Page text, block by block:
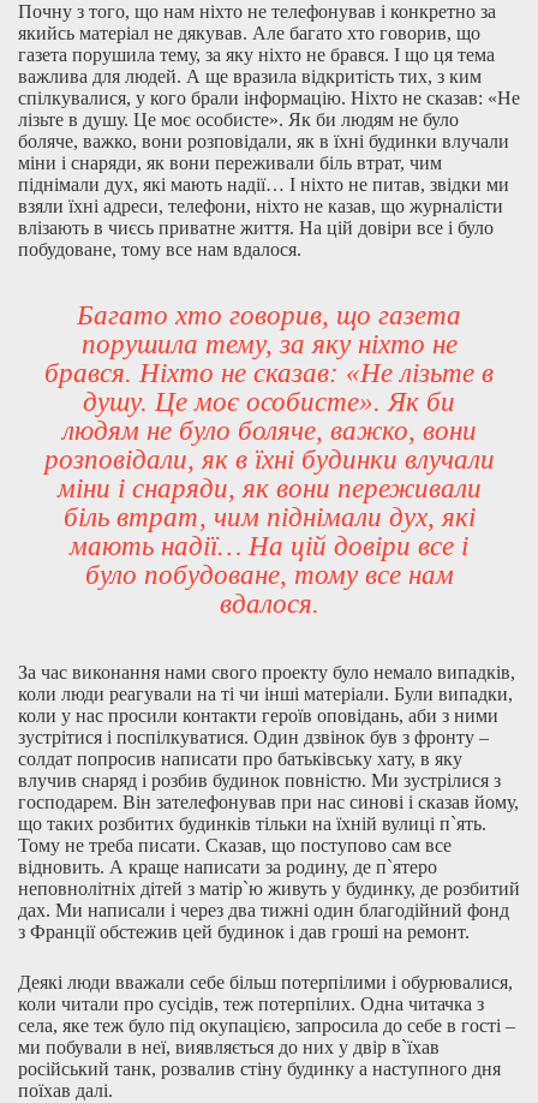
Почну з того, що нам ніхто не телефонував і конкретно за
якийсь матеріал не дякував. Але багато хто говорив, що
газета порушила тему, за яку ніхто не брався. І що ця тема
важлива для людей. А ще вразила відкритість тих, з ким
спілкувалися, у кого брали інформацію. Ніхто не сказав: «Не
лізьте в душу. Це моє особисте». Як би людям не було
боляче, важко, вони розповідали, як в їхні будинки влучали
міни і снаряди, як вони переживали біль втрат, чим
піднімали дух, які мають надії… І ніхто не питав, звідки ми
взяли їхні адреси, телефони, ніхто не казав, що журналісти
влізають в чиєсь приватне життя. На цій довіри все і було
побудоване, тому все нам вдалося.
Багато хто говорив, що газета
порушила тему, за яку ніхто не
брався. Ніхто не сказав: «Не лізьте в
душу. Це моє особисте». Як би
людям не було боляче, важко, вони
розповідали, як в їхні будинки влучали
міни і снаряди, як вони переживали
біль втрат, чим піднімали дух, які
мають надії… На цій довіри все і
було побудоване, тому все нам
вдалося.
За час виконання нами свого проекту було немало випадків,
коли люди реагували на ті чи інші матеріали. Були випадки,
коли у нас просили контакти героїв оповідань, аби з ними
зустрітися і поспілкуватися. Один дзвінок був з фронту –
солдат попросив написати про батьківську хату, в яку
влучив снаряд і розбив будинок повністю. Ми зустрілися з
господарем. Він зателефонував при нас синові і сказав йому,
що таких розбитих будинків тільки на їхній вулиці п`ять.
Тому не треба писати. Сказав, що поступово сам все
відновить. А краще написати за родину, де п`ятеро
неповнолітніх дітей з матір`ю живуть у будинку, де розбитий
дах. Ми написали і через два тижні один благодійний фонд
з Франції обстежив цей будинок і дав гроші на ремонт.
Деякі люди вважали себе більш потерпілими і обурювалися,
коли читали про сусідів, теж потерпілих. Одна читачка з
села, яке теж було під окупацією, запросила до себе в гості –
ми побували в неї, виявляється до них у двір в`їхав
російський танк, розвалив стіну будинку а наступного дня
поїхав далі.